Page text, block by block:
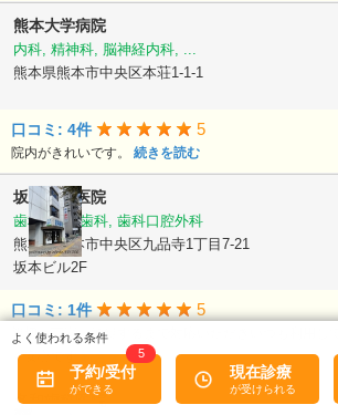
熊本大学病院
内科, 精神科, 脳神経内科, ...
熊本県熊本市中央区本荘1-1-1
口コミ: 4件 5
院内がきれいです。 続きを読む
坂本歯科医院
歯科, 小児歯科, 歯科口腔外科
熊本県熊本市中央区九品寺1丁目7-21
坂本ビル2F
口コミ: 1件 5
親切、丁寧、納得するまで対応いただきいつも利用し
く安心です続きを読む
名和歯科医院
予約/受付
5
現在診療